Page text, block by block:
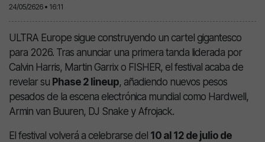
24/05/2626 • 16:11
ULTRA Europe sigue construyendo un cartel gigantesco
para 2026. Tras anunciar una primera tanda liderada por
Calvin Harris, Martin Garrix o FISHER, el festival acaba de
revelar su Phase 2 lineup, añadiendo nuevos pesos
pesados de la escena electrónica mundial como Hardwell ,
Armin van Buuren, DJ Snake y Afrojack.
El festival volverá a celebrarse del 10 al 12 de julio de